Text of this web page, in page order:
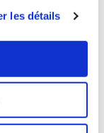
les détails
000 €
000 €
000 €